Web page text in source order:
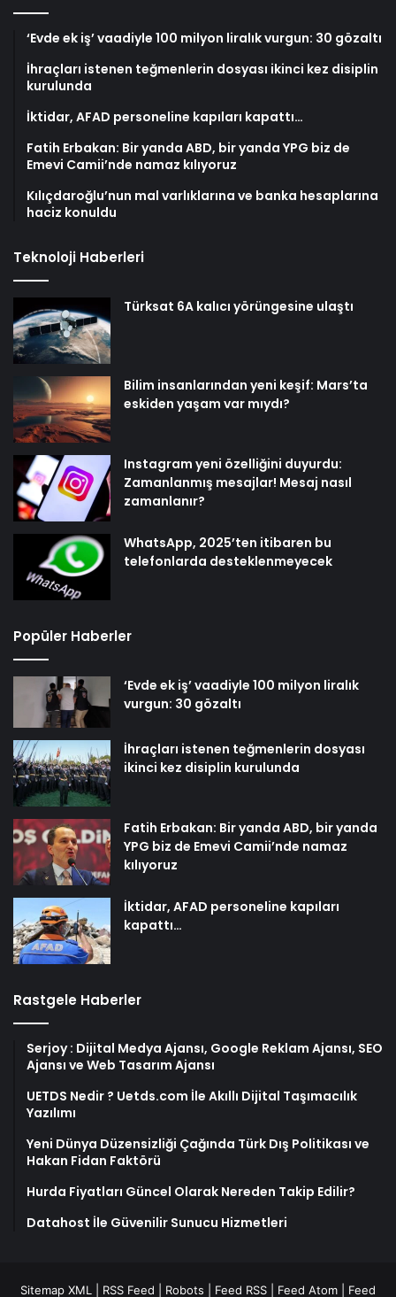
‘Evde ek iş’ vaadiyle 100 milyon liralık vurgun: 30 gözaltı
İhraçları istenen teğmenlerin dosyası ikinci kez disiplin
kurulunda
İktidar, AFAD personeline kapıları kapattı…
Fatih Erbakan: Bir yanda ABD, bir yanda YPG biz de
Emevi Camii’nde namaz kılıyoruz
Kılıçdaroğlu’nun mal varlıklarına ve banka hesaplarına
haciz konuldu
Teknoloji Haberleri
Türksat 6A kalıcı yörüngesine ulaştı
Bilim insanlarından yeni keşif: Mars’ta
eskiden yaşam var mıydı?
Instagram yeni özelliğini duyurdu:
Zamanlanmış mesajlar! Mesaj nasıl
zamanlanır?
WhatsApp, 2025’ten itibaren bu
telefonlarda desteklenmeyecek
Popüler Haberler
‘Evde ek iş’ vaadiyle 100 milyon liralık
vurgun: 30 gözaltı
İhraçları istenen teğmenlerin dosyası
ikinci kez disiplin kurulunda
Fatih Erbakan: Bir yanda ABD, bir yanda
YPG biz de Emevi Camii’nde namaz
kılıyoruz
İktidar, AFAD personeline kapıları
kapattı…
Rastgele Haberler
Serjoy : Dijital Medya Ajansı, Google Reklam Ajansı, SEO
Ajansı ve Web Tasarım Ajansı
UETDS Nedir ? Uetds.com İle Akıllı Dijital Taşımacılık
Yazılımı
Yeni Dünya Düzensizliği Çağında Türk Dış Politikası ve
Hakan Fidan Faktörü
Hurda Fiyatları Güncel Olarak Nereden Takip Edilir?
Datahost İle Güvenilir Sunucu Hizmetleri
Sitemap XML RSS Feed Robots Feed RSS Feed Atom Feed